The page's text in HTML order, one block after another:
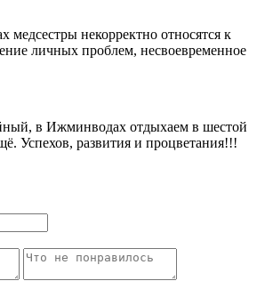
медсестры некорректно относятся к
личных проблем, несвоевременное
в Ижминводах отдыхаем в шестой
Успехов, развития и процветания!!!